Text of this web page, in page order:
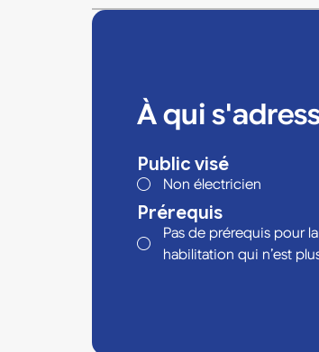
À qui
Public visé
Non électricien
Prérequis
Pas de prérequis pour
habilitation qui n’est